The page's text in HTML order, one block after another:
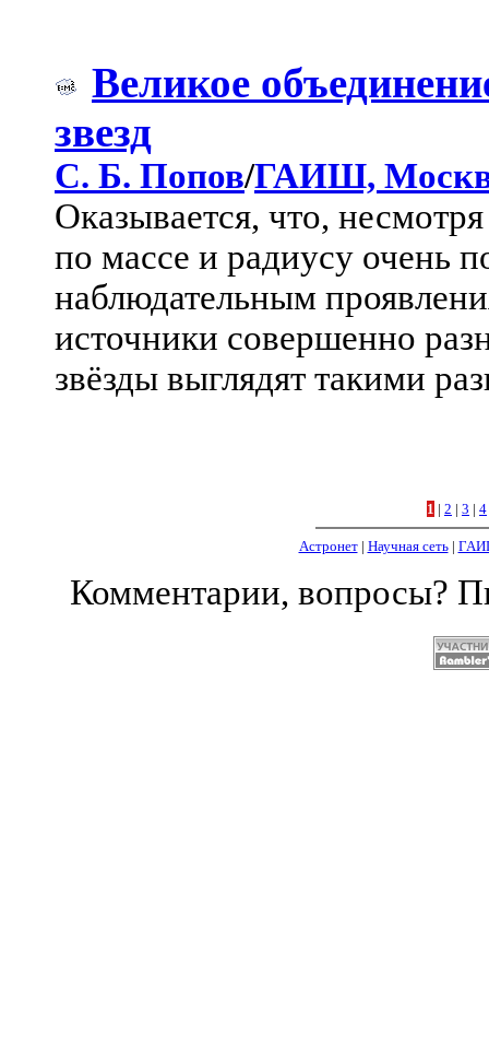
Великое
звезд
С. Б. Попов/ГАИШ,
Оказывается, что,
по массе и радиусу очень
наблюдательным
источники совершенно
звёзды выглядят такими
1 | 2 | 3 | 4
Астронет| Научная сеть|
Комментарии, вопросы?